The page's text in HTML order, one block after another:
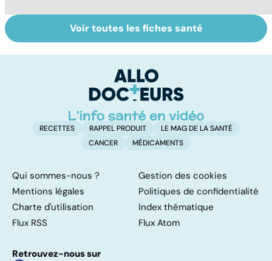
Le magnésium,
un oligo-élément
Intestin irritable :
le régime
solution ?
Voir toutes les fiches santé
RECETTES RAPPEL PRODUIT
LE MAG DE LA SANTÉ
CANCER
MÉDICAMENTS
Qui sommes-nous ?
Gestion des cookies
Mentions légales
Politiques de confidentialité
Charte d'utilisation
Index thématique
Flux RSS
Flux Atom
Retrouvez-nous sur